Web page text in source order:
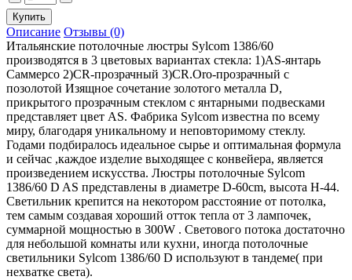
Описание Отзывы (0)
Итальянские потолочные люстры Sylcom 1386/60
производятся в 3 цветовых вариантах стекла: 1)AS-янтарь
Саммерсо 2)CR-прозрачный 3)СR.Oro-прозрачный с
позолотой Изящное сочетание золотого металла D,
прикрытого прозрачным стеклом с янтарными подвесками
представляет цвет AS. Фабрика Sylcom известна по всему
миру, благодаря уникальному и неповторимому стеклу.
Годами подбиралось идеальное сырье и оптимальная формула
и сейчас ,каждое изделие выходящее с конвейера, является
произведением искусства. Люстры потолочные Sylcom
1386/60 D AS представлены в диаметре D-60cm, высота H-44.
Светильник крепится на некотором расстояние от потолка,
тем самым создавая хороший отток тепла от 3 лампочек,
суммарной мощностью в 300W . Светового потока достаточно
для небольшой комнаты или кухни, иногда потолочные
светильники Sylcom 1386/60 D используют в тандеме( при
нехватке света).